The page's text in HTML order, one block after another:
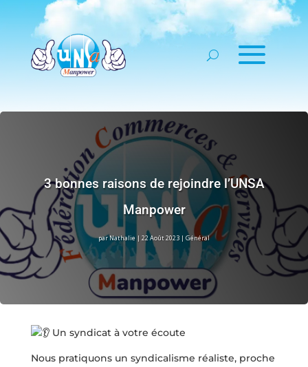
3 bonnes raisons de rejoindre l’UNSA
Manpower
parNathalie | 22 Août 2023 | Général
Un syndicat à votre écoute
Nous pratiquons un syndicalisme réaliste, proche